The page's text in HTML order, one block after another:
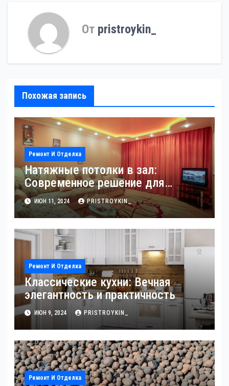
От pristroykin_
Похожая запись
Ремонт И Отделка
Натяжные потолки в зал:
Современное решение для
стильного интерьера
ИЮН 11, 2024 PRISTROYKIN_
Ремонт И Отделка
Классические кухни: Вечная
элегантность и практичность
ИЮН 9, 2024 PRISTROYKIN_
Ремонт И Отделка